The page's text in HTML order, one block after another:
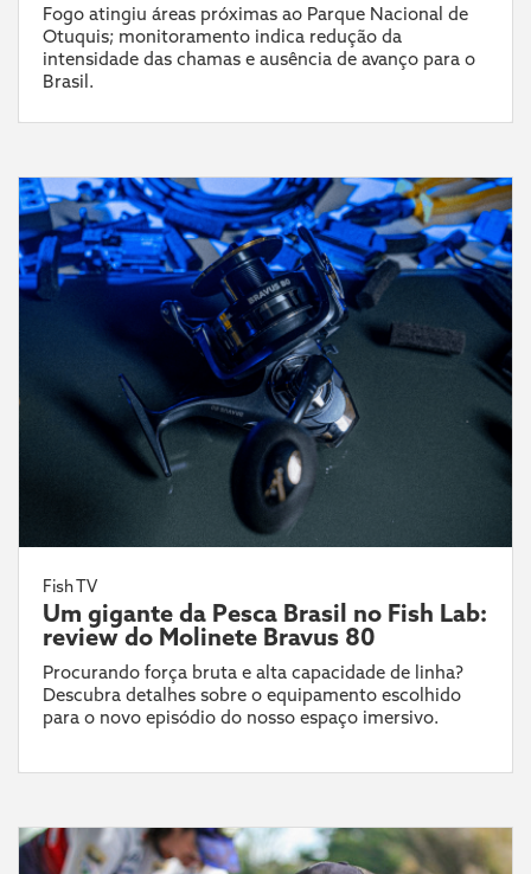
Fogo atingiu áreas próximas ao Parque Nacional de
Otuquis; monitoramento indica redução da
intensidade das chamas e ausência de avanço para o
Brasil.
Fish TV
Um gigante da Pesca Brasil no Fish Lab:
review do Molinete Bravus 80
Procurando força bruta e alta capacidade de linha?
Descubra detalhes sobre o equipamento escolhido
para o novo episódio do nosso espaço imersivo.